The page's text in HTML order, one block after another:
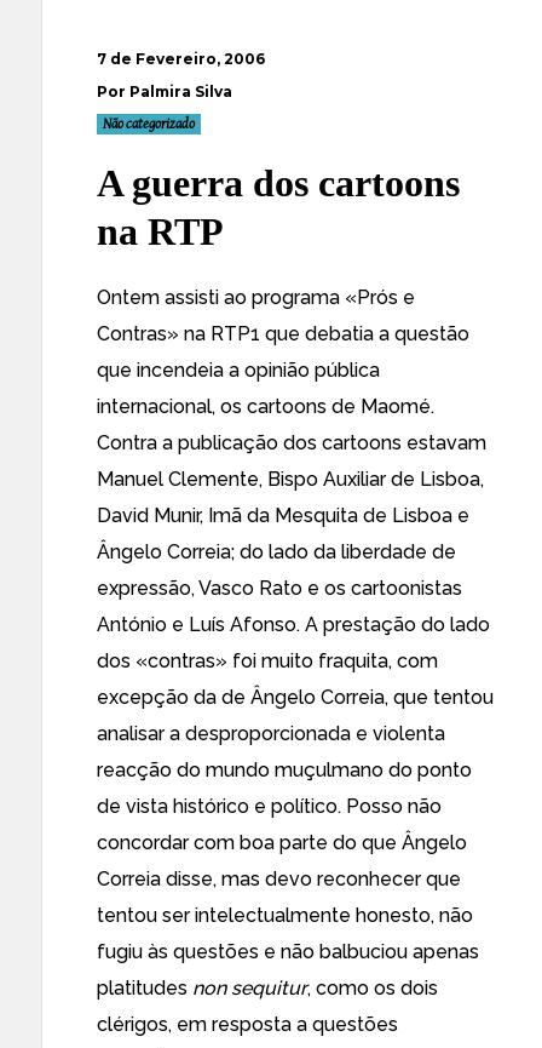
7 de Fevereiro, 2006
Por Palmira Silva
Não categorizado
A guerra dos cartoons
na RTP
Ontem assisti ao programa «Prós e
Contras» na RTP1 que debatia a questão
que incendeia a opinião pública
internacional, os cartoons de Maomé.
Contra a publicação dos cartoons estavam
Manuel Clemente, Bispo Auxiliar de Lisboa,
David Munir, Imã da Mesquita de Lisboa e
Ângelo Correia; do lado da liberdade de
expressão, Vasco Rato e os cartoonistas
António e Luís Afonso. A prestação do lado
dos «contras» foi muito fraquita, com
excepção da de Ângelo Correia, que tentou
analisar a desproporcionada e violenta
reacção do mundo muçulmano do ponto
de vista histórico e político. Posso não
concordar com boa parte do que Ângelo
Correia disse, mas devo reconhecer que
tentou ser intelectualmente honesto, não
fugiu às questões e não balbuciou apenas
platitudes non sequitur, como os dois
clérigos, em resposta a questões